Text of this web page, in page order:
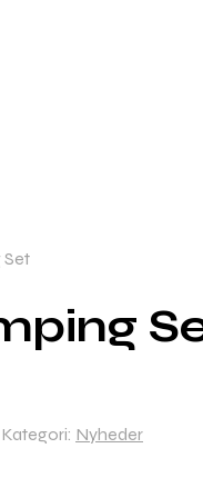
Set
Kategori: Nyheder